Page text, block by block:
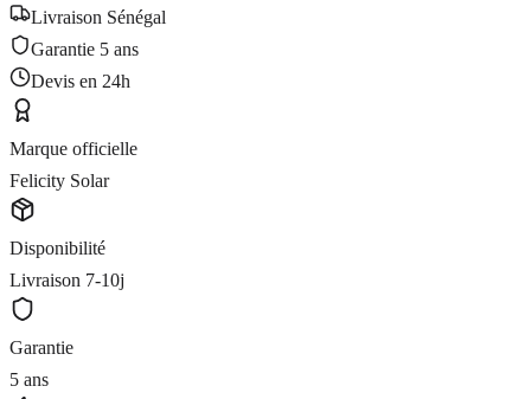
Livraison Sénégal
Garantie 5 ans
Devis en 24h
Marque officielle
Felicity Solar
Disponibilité
Livraison 7-10j
Garantie
5 ans